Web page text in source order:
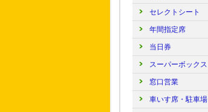
セレクトシート
年間指定席
当日券
スーパーボックス
窓口営業
車いす席・駐車場